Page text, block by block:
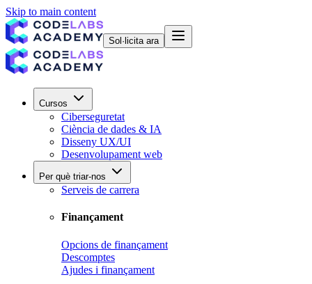
Skip to main content
Sol·licita ara
Cursos
Ciberseguretat
Ciència de dades & IA
Disseny UX/UI
Desenvolupament web
Per què triar-nos
Serveis de carrera
Finançament
Opcions de finançament
Descomptes
Ajudes i finançament